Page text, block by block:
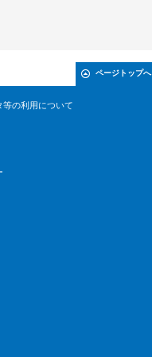
ページトップへ
等の利用について